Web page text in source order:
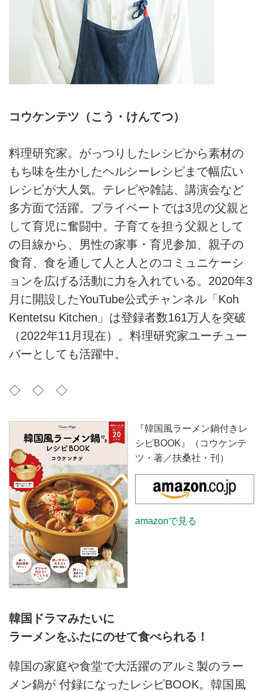
コウケンテツ（こう・けんてつ）
料理研究家。がっつりしたレシピから素材の
もち味を生かしたヘルシーレシピまで幅広い
レシピが大人気。テレビや雑誌、講演会など
多方面で活躍。プライベートでは3児の父親と
して育児に奮闘中。子育てを担う父親として
の目線から、男性の家事・育児参加、親子の
食育、食を通して人と人とのコミュニケーシ
ョンを広げる活動に力を入れている。2020年3
月に開設したYouTube公式チャンネル「Koh
Kentetsu Kitchen」は登録者数161万人を突破
（2022年11月現在）。料理研究家ユーチュー
バーとしても活躍中。
◇ ◇ ◇
『韓国風ラーメン鍋付きレ
シピBOOK』（コウケンテ
ツ・著／扶桑社・刊）
amazonで見る
韓国ドラマみたいに
ラーメンをふたにのせて食べられる！
韓国の家庭や食堂で大活躍のアルミ製のラー
メン鍋が 付録になったレシピBOOK。韓国風